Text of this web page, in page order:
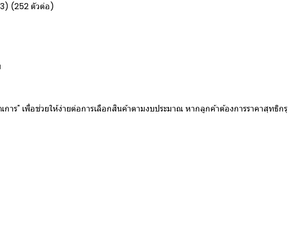
(252 ตัวต่อ)
การ" เพื่อช่วยให้ง่ายต่อการเลือกสินค้าตามงบประมาณ หากลูกค้าต้องการราคาสุทธิ